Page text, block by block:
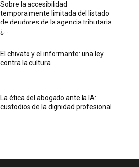
Sobre la accesibilidad
temporalmente limitada del listado
de deudores de la agencia tributaria.
¿...
El chivato y el informante: una ley
contra la cultura
La ética del abogado ante la IA:
custodios de la dignidad profesional